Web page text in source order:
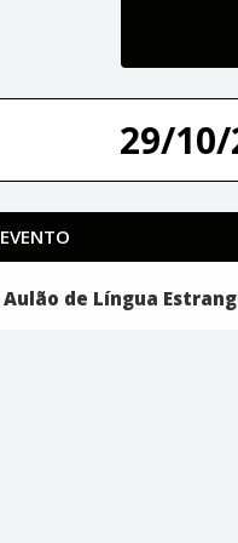
29/
EVENTO
Aulão de Língua